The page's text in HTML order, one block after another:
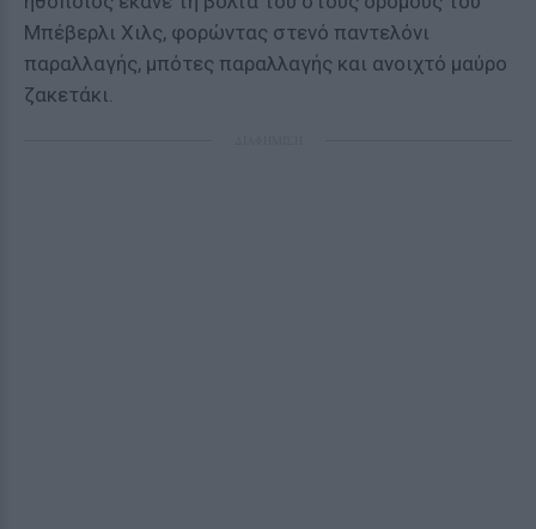
Μπέβερλι Χιλς, φορώντας στενό παντελόνι
παραλλαγής, μπότες παραλλαγής και ανοιχτό μαύρο
ζακετάκι.